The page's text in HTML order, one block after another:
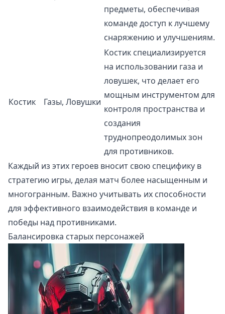
предметы, обеспечивая
команде доступ к лучшему
снаряжению и улучшениям.
Костик Газы, Ловушки
Костик специализируется
на использовании газа и
ловушек, что делает его
мощным инструментом для
контроля пространства и
создания
труднопреодолимых зон
для противников.
Каждый из этих героев вносит свою специфику в
стратегию игры, делая матч более насыщенным и
многогранным. Важно учитывать их способности
для эффективного взаимодействия в команде и
победы над противниками.
Балансировка старых персонажей